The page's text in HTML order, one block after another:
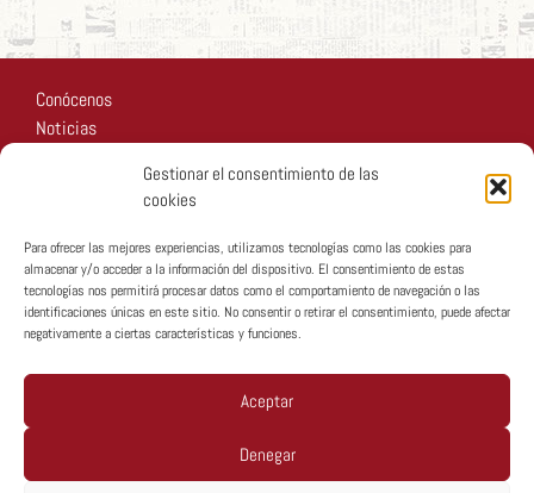
Gestionar el consentimiento de las
cookies
Para ofrecer las mejores experiencias, utilizamos tecnologías como las cookies para
almacenar y/o acceder a la información del dispositivo. El consentimiento de estas
tecnologías nos permitirá procesar datos como el comportamiento de navegación o las
identificaciones únicas en este sitio. No consentir o retirar el consentimiento, puede afectar
negativamente a ciertas características y funciones.
Aceptar
Denegar
Conócenos
Noticias
Copyright © MTA España 2026